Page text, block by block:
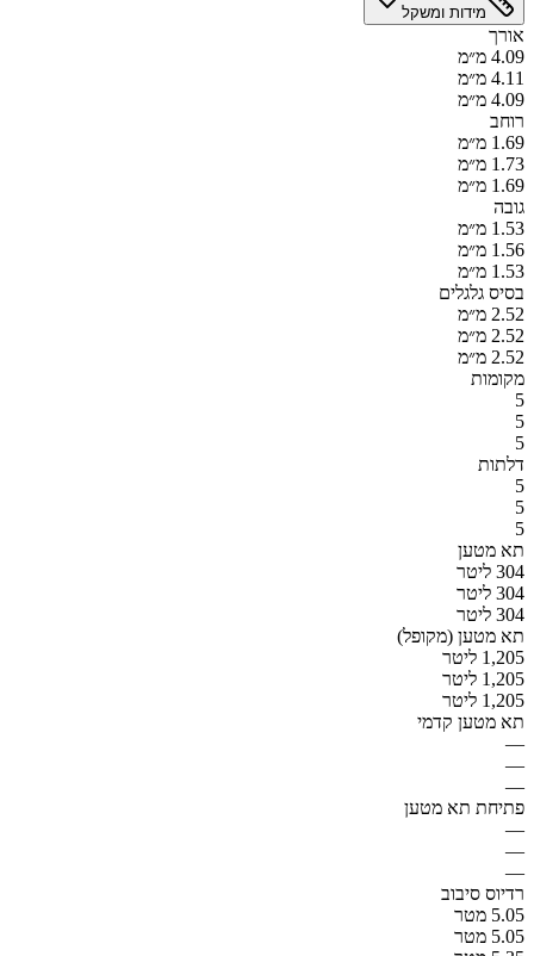
מידות ומשקל
אורך
4.09 מ״מ
4.11 מ״מ
4.09 מ״מ
רוחב
1.69 מ״מ
1.73 מ״מ
1.69 מ״מ
גובה
1.53 מ״מ
1.56 מ״מ
1.53 מ״מ
בסיס גלגלים
2.52 מ״מ
2.52 מ״מ
2.52 מ״מ
מקומות
5
5
5
דלתות
5
5
5
תא מטען
304 ליטר
304 ליטר
304 ליטר
תא מטען (מקופל)
1,205 ליטר
1,205 ליטר
1,205 ליטר
תא מטען קדמי
—
—
—
פתיחת תא מטען
—
—
—
רדיוס סיבוב
5.05 מטר
5.05 מטר